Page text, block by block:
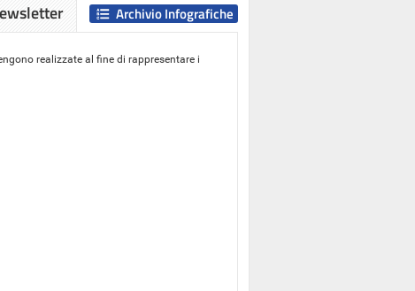
realizzate al fine di rappresentare i
Archivio Infografiche